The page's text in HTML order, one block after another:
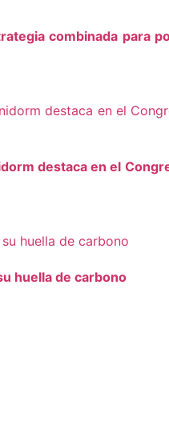
combinada para
destaca en el
huella de carbono